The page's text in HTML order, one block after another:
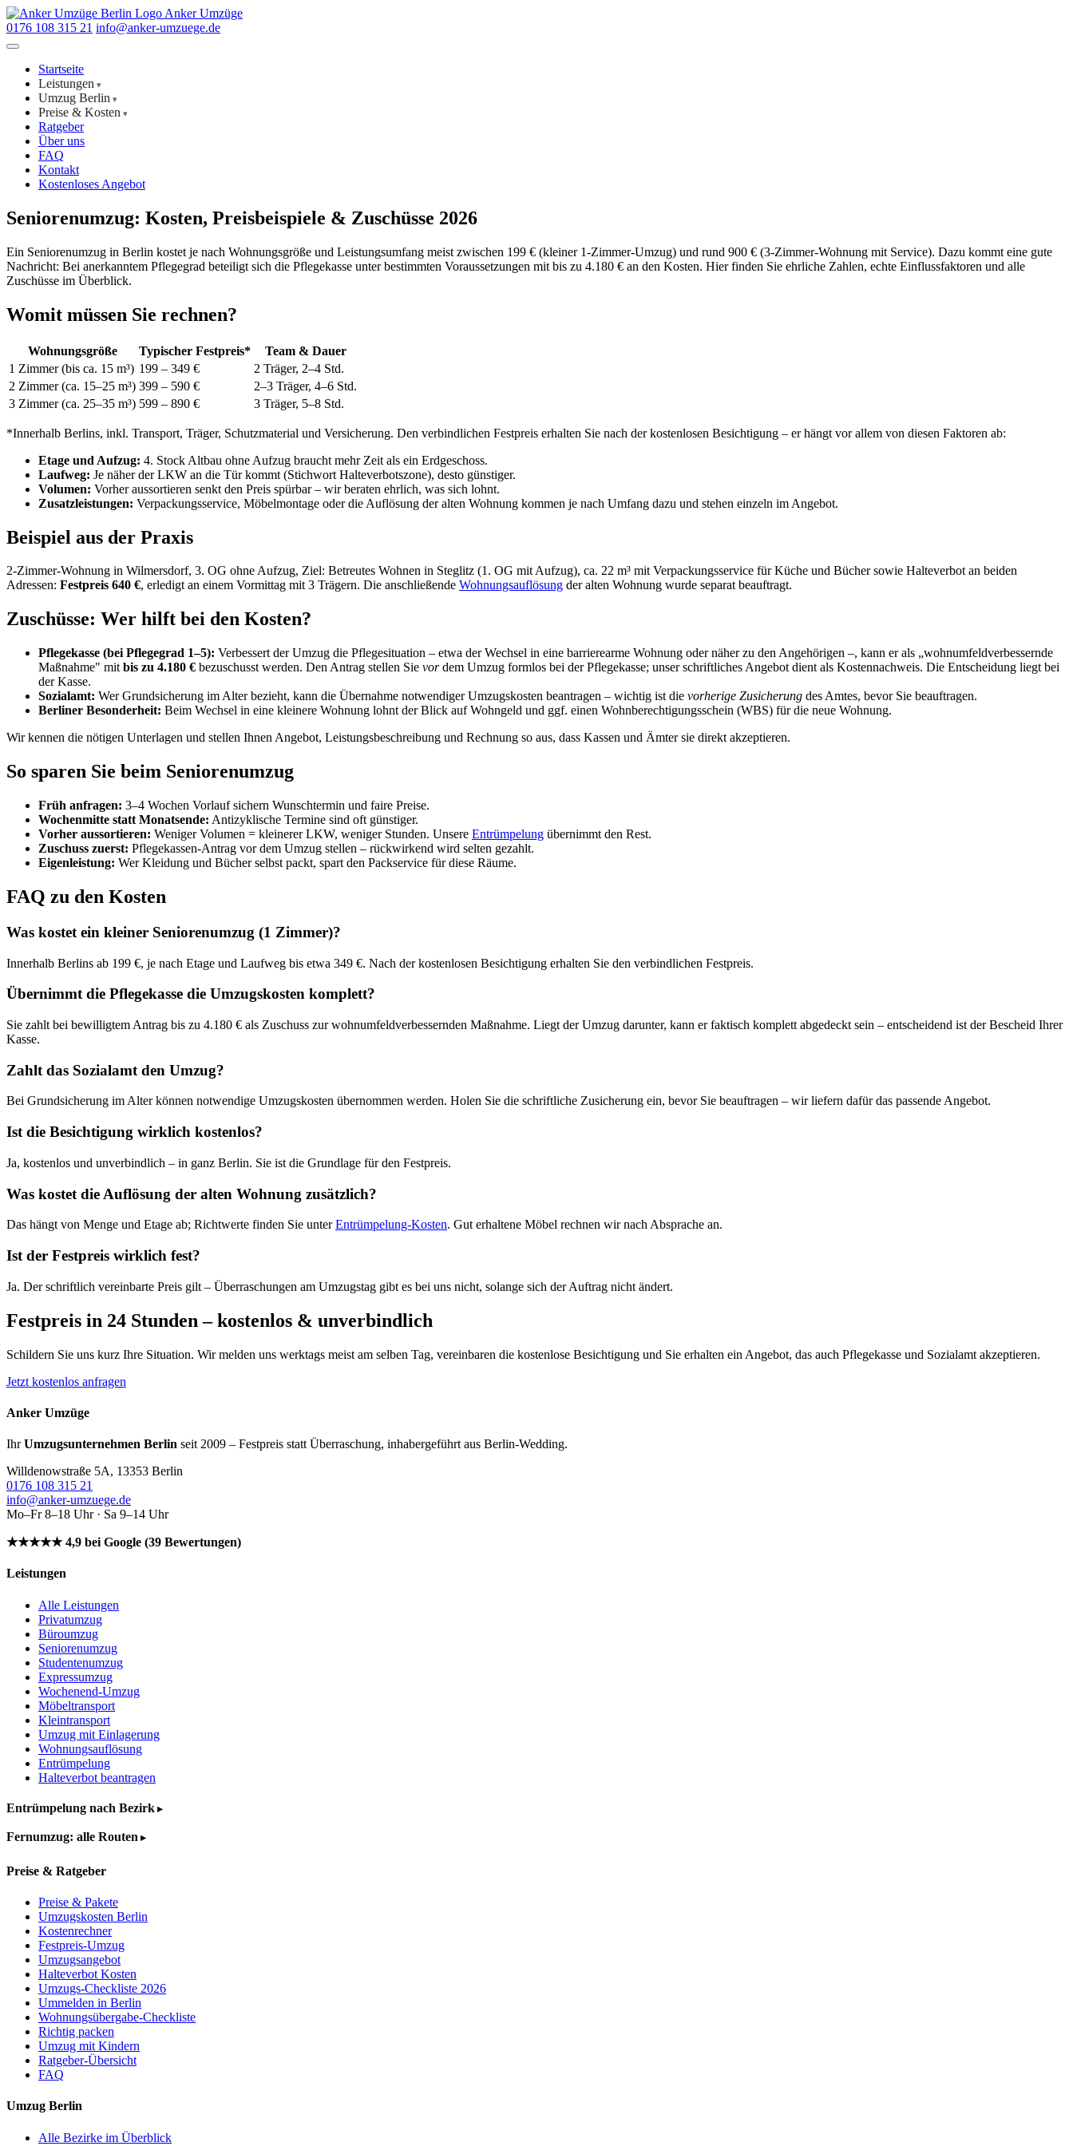
Anker Umzüge
0176 108 315 21 info@anker-umzuege.de
Startseite
Leistungen
Umzug Berlin
Preise & Kosten
Ratgeber
Über uns
FAQ
Kontakt
Kostenloses Angebot
Seniorenumzug: Kosten, Preisbeispiele & Zuschüsse 2026
Ein Seniorenumzug in Berlin kostet je nach Wohnungsgröße und Leistungsumfang meist zwischen 199 € (kleiner 1-Zimmer-Umzug) und rund 900 € (3-Zimmer-Wohnung mit Service). Dazu kommt eine gute
Nachricht: Bei anerkanntem Pflegegrad beteiligt sich die Pflegekasse unter bestimmten Voraussetzungen mit bis zu 4.180 € an den Kosten. Hier finden Sie ehrliche Zahlen, echte Einflussfaktoren und alle
Zuschüsse im Überblick.
Womit müssen Sie rechnen?
Wohnungsgröße Typischer Festpreis*
Team & Dauer
1 Zimmer (bis ca. 15 m³) 199 – 349 €
2 Träger, 2–4 Std.
2 Zimmer (ca. 15–25 m³) 399 – 590 €
2–3 Träger, 4–6 Std.
3 Zimmer (ca. 25–35 m³) 599 – 890 € 3 Träger, 5–8 Std.
*Innerhalb Berlins, inkl. Transport, Träger, Schutzmaterial und Versicherung. Den verbindlichen Festpreis erhalten Sie nach der kostenlosen Besichtigung – er hängt vor allem von diesen Faktoren ab:
Etage und Aufzug: 4. Stock Altbau ohne Aufzug braucht mehr Zeit als ein Erdgeschoss.
Laufweg: Je näher der LKW an die Tür kommt (Stichwort Halteverbotszone), desto günstiger.
Volumen: Vorher aussortieren senkt den Preis spürbar – wir beraten ehrlich, was sich lohnt.
Zusatzleistungen: Verpackungsservice, Möbelmontage oder die Auflösung der alten Wohnung kommen je nach Umfang dazu und stehen einzeln im Angebot.
Beispiel aus der Praxis
2-Zimmer-Wohnung in Wilmersdorf, 3. OG ohne Aufzug, Ziel: Betreutes Wohnen in Steglitz (1. OG mit Aufzug), ca. 22 m³ mit Verpackungsservice für Küche und Bücher sowie Halteverbot an beiden
Adressen: Festpreis 640 €, erledigt an einem Vormittag mit 3 Trägern. Die anschließende Wohnungsauflösung der alten Wohnung wurde separat beauftragt.
Zuschüsse: Wer hilft bei den Kosten?
Pflegekasse (bei Pflegegrad 1–5): Verbessert der Umzug die Pflegesituation – etwa der Wechsel in eine barrierearme Wohnung oder näher zu den Angehörigen –, kann er als „wohnumfeldverbessernde
Maßnahme" mit bis zu 4.180 € bezuschusst werden. Den Antrag stellen Sie vordem Umzug formlos bei der Pflegekasse; unser schriftliches Angebot dient als Kostennachweis. Die Entscheidung liegt bei
der Kasse.
Sozialamt: Wer Grundsicherung im Alter bezieht, kann die Übernahme notwendiger Umzugskosten beantragen – wichtig ist die vorherige Zusicherung des Amtes, bevor Sie beauftragen.
Berliner Besonderheit: Beim Wechsel in eine kleinere Wohnung lohnt der Blick auf Wohngeld und ggf. einen Wohnberechtigungsschein (WBS) für die neue Wohnung.
Wir kennen die nötigen Unterlagen und stellen Ihnen Angebot, Leistungsbeschreibung und Rechnung so aus, dass Kassen und Ämter sie direkt akzeptieren.
So sparen Sie beim Seniorenumzug
Früh anfragen: 3–4 Wochen Vorlauf sichern Wunschtermin und faire Preise.
Wochenmitte statt Monatsende: Antizyklische Termine sind oft günstiger.
Vorher aussortieren: Weniger Volumen = kleinerer LKW, weniger Stunden. Unsere Entrümpelung übernimmt den Rest.
Zuschuss zuerst: Pflegekassen-Antrag vor dem Umzug stellen – rückwirkend wird selten gezahlt.
Eigenleistung: Wer Kleidung und Bücher selbst packt, spart den Packservice für diese Räume.
FAQ zu den Kosten
Was kostet ein kleiner Seniorenumzug (1 Zimmer)?
Innerhalb Berlins ab 199 €, je nach Etage und Laufweg bis etwa 349 €. Nach der kostenlosen Besichtigung erhalten Sie den verbindlichen Festpreis.
Übernimmt die Pflegekasse die Umzugskosten komplett?
Sie zahlt bei bewilligtem Antrag bis zu 4.180 € als Zuschuss zur wohnumfeldverbessernden Maßnahme. Liegt der Umzug darunter, kann er faktisch komplett abgedeckt sein – entscheidend ist der Bescheid Ihrer
Kasse.
Zahlt das Sozialamt den Umzug?
Bei Grundsicherung im Alter können notwendige Umzugskosten übernommen werden. Holen Sie die schriftliche Zusicherung ein, bevor Sie beauftragen – wir liefern dafür das passende Angebot.
Ist die Besichtigung wirklich kostenlos?
Ja, kostenlos und unverbindlich – in ganz Berlin. Sie ist die Grundlage für den Festpreis.
Was kostet die Auflösung der alten Wohnung zusätzlich?
Das hängt von Menge und Etage ab; Richtwerte finden Sie unterEntrümpelung-Kosten. Gut erhaltene Möbel rechnen wir nach Absprache an.
Ist der Festpreis wirklich fest?
Ja. Der schriftlich vereinbarte Preis gilt – Überraschungen am Umzugstag gibt es bei uns nicht, solange sich der Auftrag nicht ändert.
Festpreis in 24 Stunden – kostenlos & unverbindlich
Schildern Sie uns kurz Ihre Situation. Wir melden uns werktags meist am selben Tag, vereinbaren die kostenlose Besichtigung und Sie erhalten ein Angebot, das auch Pflegekasse und Sozialamt akzeptieren.
Jetzt kostenlos anfragen
Anker Umzüge
IhrUmzugsunternehmen Berlin seit 2009 – Festpreis statt Überraschung, inhabergeführt aus Berlin-Wedding.
Willdenowstraße 5A, 13353 Berlin
0176 108 315 21
info@anker-umzuege.de
Mo–Fr 8–18 Uhr · Sa 9–14 Uhr
★★★★★ 4,9 bei Google (39 Bewertungen)
Leistungen
Alle Leistungen
Privatumzug
Büroumzug
Seniorenumzug
Studentenumzug
Expressumzug
Wochenend-Umzug
Möbeltransport
Kleintransport
Umzug mit Einlagerung
Wohnungsauflösung
Entrümpelung
Halteverbot beantragen
Entrümpelung nach Bezirk
Fernumzug: alle Routen
Preise & Ratgeber
Preise & Pakete
Umzugskosten Berlin
Kostenrechner
Festpreis-Umzug
Umzugsangebot
Halteverbot Kosten
Umzugs-Checkliste 2026
Ummelden in Berlin
Wohnungsübergabe-Checkliste
Richtig packen
Umzug mit Kindern
Ratgeber-Übersicht
FAQ
Umzug Berlin
Alle Bezirke im Überblick